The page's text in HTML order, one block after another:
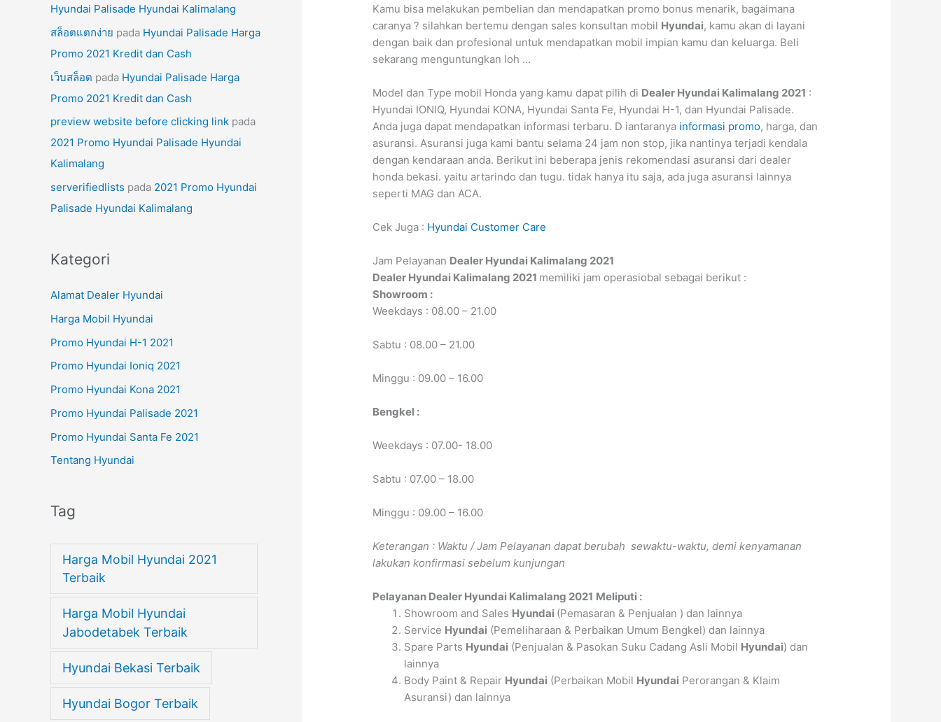
Hyundai Palisade Hyundai Kalimalang
สล็อตแตกง่าย pada Hyundai Palisade Harga
Promo 2021 Kredit dan Cash
เว็บสล็อต pada Hyundai Palisade Harga
Promo 2021 Kredit dan Cash
preview website before clicking link pada
2021 Promo Hyundai Palisade Hyundai
Kalimalang
serverifiedlists pada 2021 Promo Hyundai
Palisade Hyundai Kalimalang
Kategori
Alamat Dealer Hyundai
Harga Mobil Hyundai
Promo Hyundai H-1 2021
Promo Hyundai Ioniq 2021
Promo Hyundai Kona 2021
Promo Hyundai Palisade 2021
Promo Hyundai Santa Fe 2021
Tentang Hyundai
Tag
Harga Mobil Hyundai 2021
Terbaik
Harga Mobil Hyundai
Jabodetabek Terbaik
Hyundai Bekasi Terbaik
Hyundai Bogor Terbaik
Kamu bisa melakukan pembelian dan mendapatkan promo bonus menarik, bagaimana
caranya ? silahkan bertemu dengan sales konsultan mobil Hyundai, kamu akan di layani
dengan baik dan profesional untuk mendapatkan mobil impian kamu dan keluarga. Beli
sekarang menguntungkan loh …
Model dan Type mobil Honda yang kamu dapat pilih di Dealer Hyundai Kalimalang 2021 :
Hyundai IONIQ, Hyundai KONA, Hyundai Santa Fe, Hyundai H-1, dan Hyundai Palisade.
Anda juga dapat mendapatkan informasi terbaru. D iantaranya informasi promo, harga, dan
asuransi. Asuransi juga kami bantu selama 24 jam non stop, jika nantinya terjadi kendala
dengan kendaraan anda. Berikut ini beberapa jenis rekomendasi asuransi dari dealer
honda bekasi. yaitu artarindo dan tugu. tidak hanya itu saja, ada juga asuransi lainnya
seperti MAG dan ACA.
Cek Juga : Hyundai Customer Care
Jam Pelayanan Dealer Hyundai Kalimalang 2021
Dealer Hyundai Kalimalang 2021 memiliki jam operasiobal sebagai berikut :
Showroom :
Weekdays : 08.00 – 21.00
Sabtu : 08.00 – 21.00
Minggu : 09.00 – 16.00
Bengkel :
Weekdays : 07.00- 18.00
Sabtu : 07.00 – 18.00
Minggu : 09.00 – 16.00
Keterangan : Waktu / Jam Pelayanan dapat berubah sewaktu-waktu, demi kenyamanan
lakukan konfirmasi sebelum kunjungan
Pelayanan Dealer Hyundai Kalimalang 2021 Meliputi :
Showroom and Sales Hyundai (Pemasaran & Penjualan ) dan lainnya
Service Hyundai (Pemeliharaan & Perbaikan Umum Bengkel) dan lainnya
Spare Parts Hyundai (Penjualan & Pasokan Suku Cadang Asli Mobil Hyundai) dan
lainnya
Body Paint & Repair Hyundai (Perbaikan Mobil Hyundai Perorangan & Klaim
Asuransi) dan lainnya